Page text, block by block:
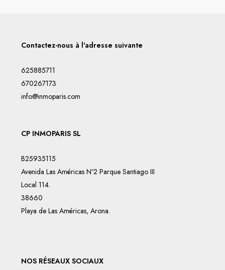
Contactez-nous à l'adresse suivante
625885711
670267173
info@inmoparis.com
CP INMOPARIS SL
B25935115
Avenida Las Américas Nº2 Parque Santiago III
Local 114.
38660
Playa de Las Américas, Arona.
NOS RÉSEAUX SOCIAUX